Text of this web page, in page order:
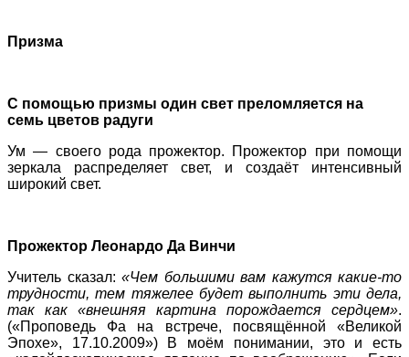
Призма
С помощью призмы один свет преломляется на
семь цветов радуги
Ум — своего рода прожектор. Прожектор при помощи
зеркала распределяет свет, и создаёт интенсивный
широкий свет.
Прожектор Леонардо Да Винчи
Учитель сказал: «Чем большими вам кажутся какие-то
трудности, тем тяжелее будет выполнить эти дела,
так как «внешняя картина порождается сердцем».
(«Проповедь Фа на встрече, посвящённой «Великой
Эпохе», 17.10.2009») В моём понимании, это и есть